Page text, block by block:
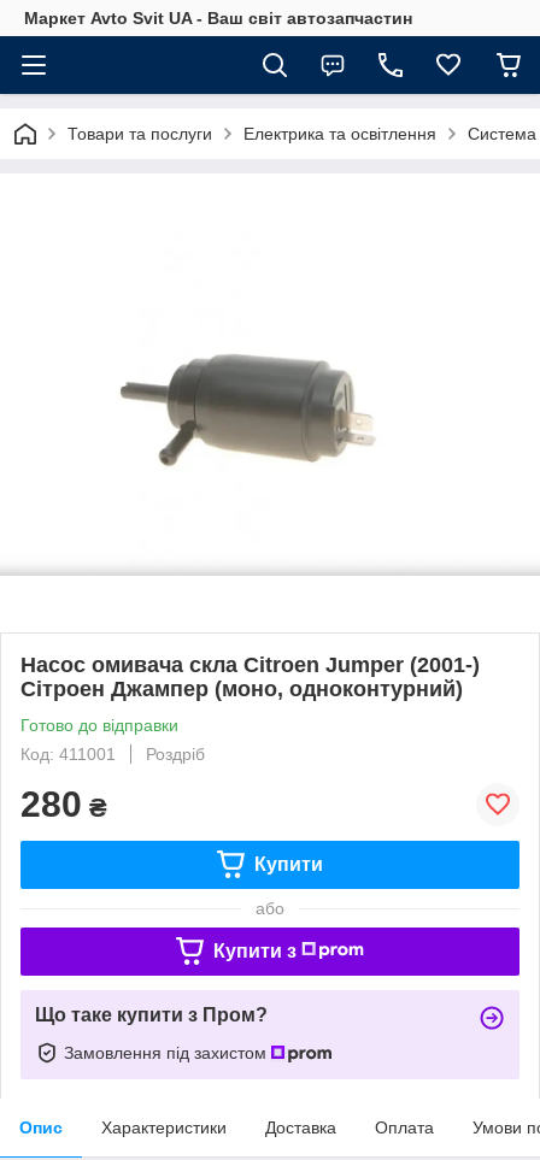
Маркет Avto Svit UA - Ваш світ автозапчастин
Товари та послуги Електрика та освітлення Система
Насос омивача скла Citroen Jumper (2001-)
Сітроен Джампер (моно, одноконтурний)
Готово до відправки
Код: 411001
Роздріб
280 ₴
Купити
або
Купити з
Що таке купити з Пром?
Замовлення під захистом
Опис Характеристики Доставка Оплата Умови